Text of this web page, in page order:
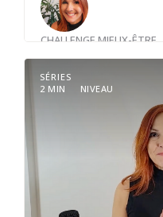
CHALLENGE MIEUX-ÊTRE
AvecLouise Trudel
Je ne consulte pas
durant la première
La Power Hour est
celle qui t’appartient
Ton bien-être et ta
seront optimisés si
SÉRIES
2 MIN
NIVEAU